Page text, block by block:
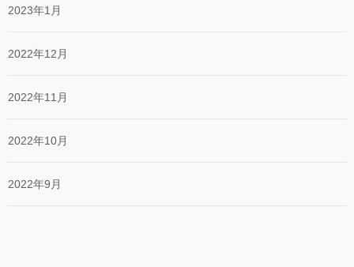
2023年1月
2022年12月
2022年11月
2022年10月
2022年9月